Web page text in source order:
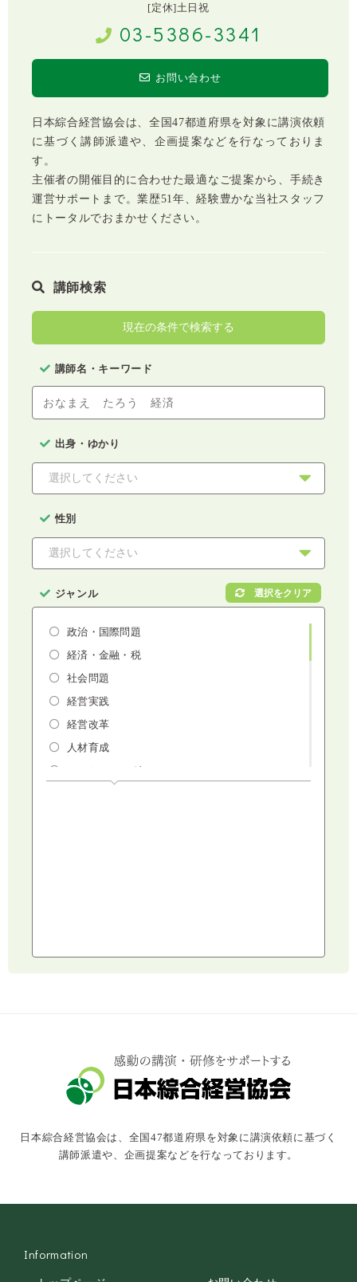
[定休]土日祝
03-5386-3341
お問い合わせ
日本綜合経営協会は、全国47都道府県を対象に講演依頼
に基づく講師派遣や、企画提案などを行なっておりま
す。
主催者の開催目的に合わせた最適なご提案から、手続き
運営サポートまで。業歴51年、経験豊かな当社スタッフ
にトータルでおまかせください。
講師検索
現在の条件で検索する
講師名・キーワード
出身・ゆかり
性別
ジャンル
政治・国際問題
経済・金融・税
社会問題
経営実践
経営改革
人材育成
マーケティング
コミュニケーション・話し方
キャスター・アナウンサー
俳優・タレント・モデル
落語・講談・色物
安全大会
日本綜合経営協会は、全国47都道府県を対象に講演依頼に基づく
講師派遣や、企画提案などを行なっております。
Information